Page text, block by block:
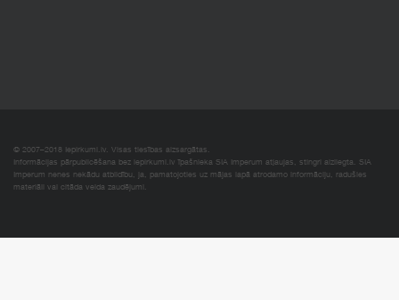
© 2007–2018 Iepirkumi.lv. Visas tiesības aizsargātas.
Informācijas pārpublicēšana bez iepirkumi.lv īpašnieka SIA Imperum atļaujas, stingri aizliegta. SIA
Imperum nenes nekādu atbildību, ja, pamatojoties uz mājas lapā atrodamo informāciju, radušies
materiāli vai citāda veida zaudējumi.